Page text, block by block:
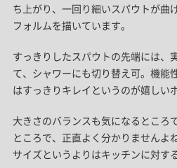
ち上がり、一回り細いスパウトが曲
フォルムを描いています。
すっきりしたスパウトの先端には、
て、シャワーにも切り替え可。機能
はすっきりキレイというのが嬉しい
大きさのバランスも気になるところ
ところで、正直よく分かりませんよ
サイズというよりはキッチンに対す